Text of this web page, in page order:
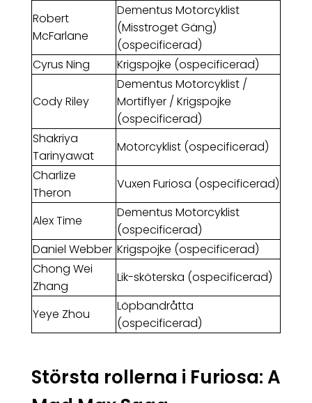
Robert
McFarlane
Dementus Motorcyklist
(Misstroget Gäng)
(ospecificerad)
Cyrus Ning
Krigspojke (ospecificerad)
Cody Riley
Dementus Motorcyklist /
Mortiflyer / Krigspojke
(ospecificerad)
Shakriya
Tarinyawat
Motorcyklist (ospecificerad)
Charlize
Theron
Vuxen Furiosa (ospecificerad)
Alex Time
Dementus Motorcyklist
(ospecificerad)
Daniel Webber Krigspojke (ospecificerad)
Chong Wei
Zhang
Lik-sköterska (ospecificerad)
Yeye Zhou
Löpbandråtta
(ospecificerad)
Största rollerna i Furiosa: A